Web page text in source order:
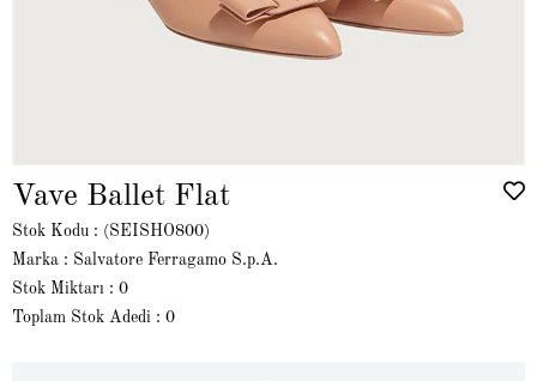
Vave Ballet Flat
Stok Kodu
(SEISHO800)
Marka : Salvatore Ferragamo S.p.A.
Stok Miktarı : 0
Toplam Stok Adedi : 0